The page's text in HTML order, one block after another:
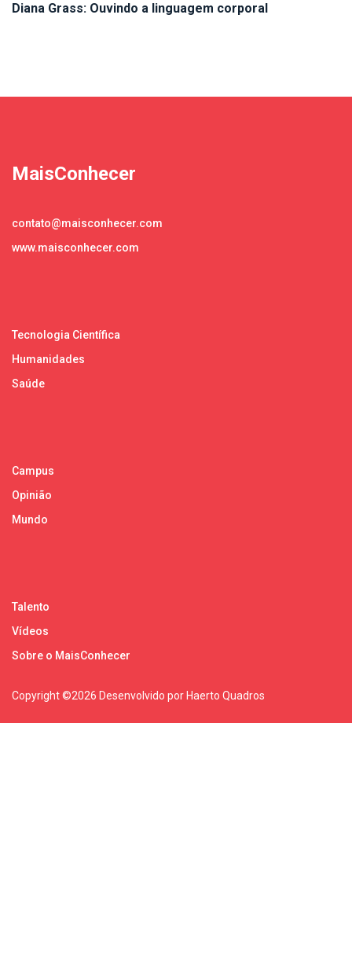
Diana Grass: Ouvindo a linguagem corporal
MaisConhecer
contato@maisconhecer.com
www.maisconhecer.com
Tecnologia Científica
Humanidades
Saúde
Campus
Opinião
Mundo
Talento
Vídeos
Sobre o MaisConhecer
Copyright ©2026 Desenvolvido por Haerto Quadros